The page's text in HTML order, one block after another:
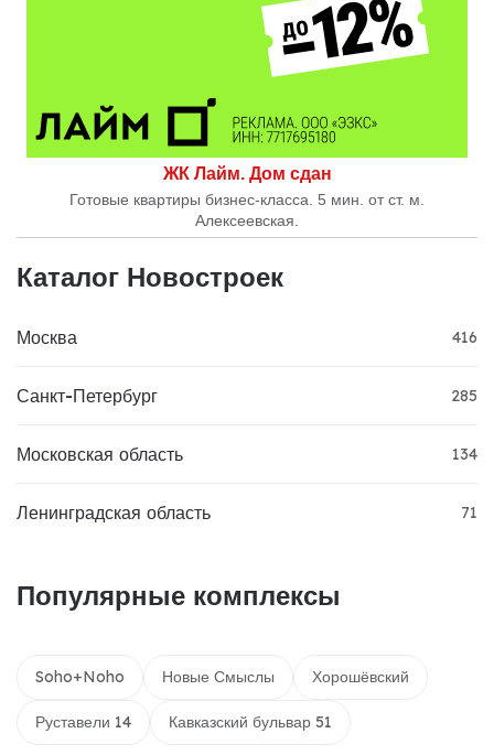
ЖК Лайм. Дом сдан
Готовые квартиры бизнес-класса. 5 мин. от ст. м.
Алексеевская.
Каталог Новостроек
Москва 416
Санкт-Петербург 285
Московская область 134
Ленинградская область 71
Популярные комплексы
Soho+Noho Новые Смыслы Хорошёвский
Руставели 14 Кавказский бульвар 51